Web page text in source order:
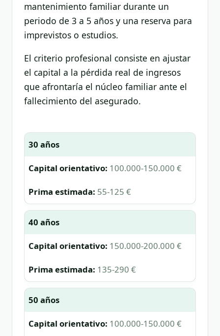
mantenimiento familiar durante un
periodo de 3 a 5 años y una reserva para
imprevistos o estudios.
El criterio profesional consiste en ajustar
el capital a la pérdida real de ingresos
que afrontaría el núcleo familiar ante el
fallecimiento del asegurado.
30 años
100.000-150.000 €
55-125 €
40 años
150.000-200.000 €
135-290 €
50 años
100.000-150.000 €